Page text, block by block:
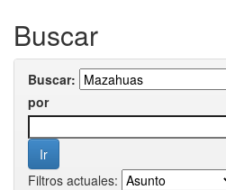
Buscar
Buscar:
por
Filtros actuales: